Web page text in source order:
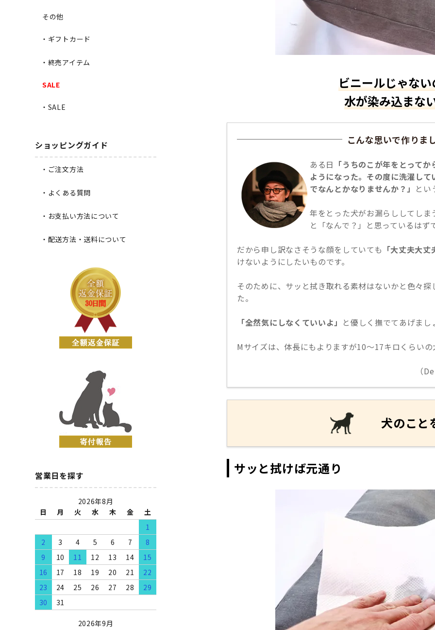
ビニールじゃな
水が染み込まな
こんな思いで作りま
ある日 「うちのこが年をとって
ようになった。その度に洗濯し
でなんとかなりませんか？」 とい
年をとった犬がお漏らししてし
と「なんで？」と思っているはず
だから申し訳なさそうな顔をしていても 「大丈夫大
けないようにしたいものです。
そのために、サッと拭き取れる素材はないかと色々
た。
「全然気にしなくていいよ」 と優しく撫でてあげまし
Mサイズは、体長にもよりますが10〜17キロくらい
（
犬のこと
サッと拭けば元通り
その他
・ギフトカード
・終売アイテム
SALE
・SALE
ショッピングガイド
・ご注文方法
・よくある質問
・お支払い方法について
・配送方法・送料について
営業日を探す
2026年8月
日
月 火 水 木 金
土
1
2
3 4 5 6 7
8
9
10 11 12 13 14
15
16
17 18 19 20 21
22
23
24 25 26 27 28
29
30
31
2026年9月